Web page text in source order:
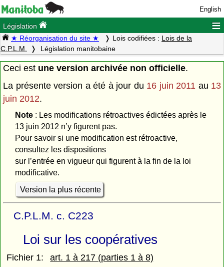
English
Législation ≡
★ Réorganisation du site ★ Lois codifiées : Lois de la
C.P.L.M.
Législation manitobaine
Ceci est une version archivée non officielle.
La présente version a été à jour du 16 juin 2011 au 13
juin 2012.
Note: Les modifications rétroactives édictées après le
13 juin 2012 n’y figurent pas.
Pour savoir si une modification est rétroactive,
consultez les dispositions
sur l’entrée en vigueur qui figurent à la fin de la loi
modificative.
Version la plus récente
C.P.L.M. c. C223
Loi sur les coopératives
Fichier 1:
art. 1 à 217 (parties 1 à 8)